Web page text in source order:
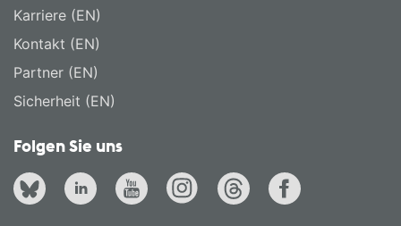
Karriere (EN)
Kontakt (EN)
Partner (EN)
Sicherheit (EN)
Folgen Sie uns